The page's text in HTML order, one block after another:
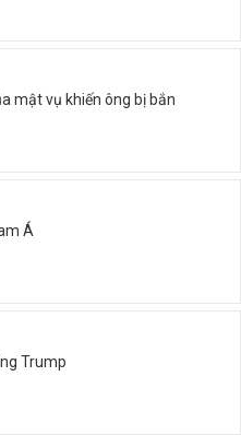
mật vụ khiến ông bị bắn
Á
Trump